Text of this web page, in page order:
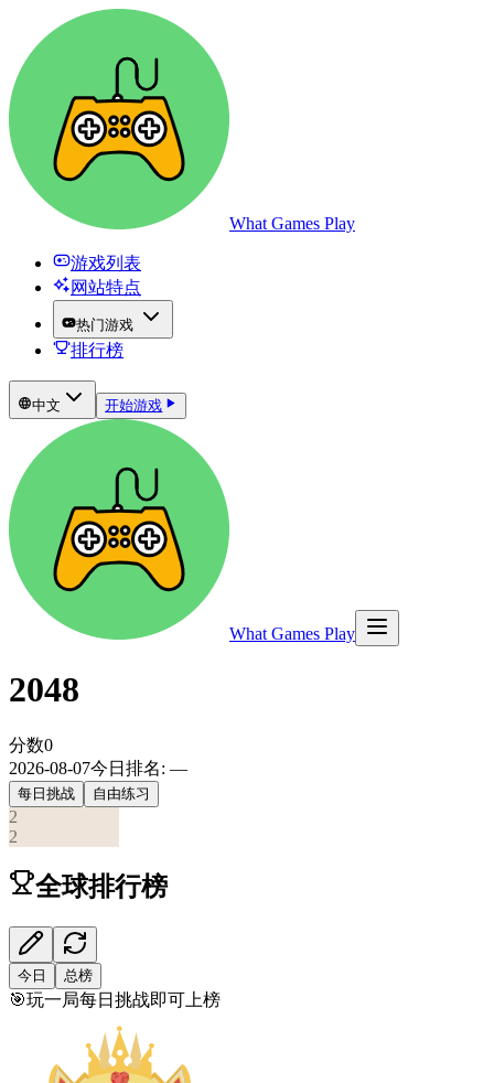
What Games Play
游戏列表
网站特点
热门游戏
排行榜
中文 开始游戏
What Games Play
2048
分数0
2026-08-07今日排名: —
每日挑战 自由练习
2
2
全球排行榜
今日 总榜
🎯玩一局每日挑战即可上榜